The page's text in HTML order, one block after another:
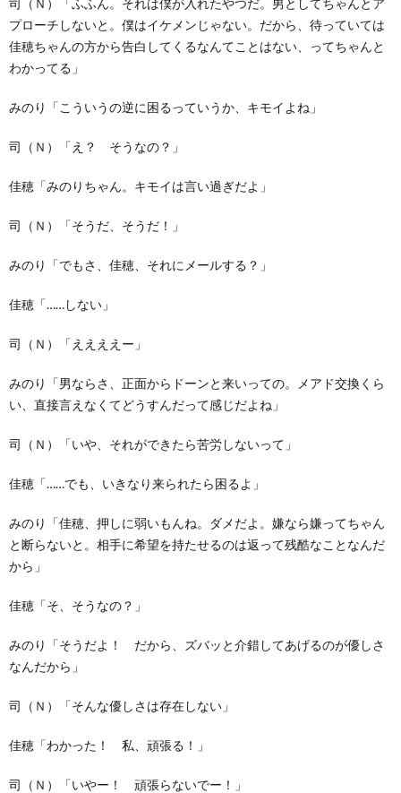
司（Ｎ）「ふふん。それは僕が入れたやつだ。男としてちゃんとア
プローチしないと。僕はイケメンじゃない。だから、待っていては
佳穂ちゃんの方から告白してくるなんてことはない、ってちゃんと
わかってる」
みのり「こういうの逆に困るっていうか、キモイよね」
司（Ｎ）「え？ そうなの？」
佳穂「みのりちゃん。キモイは言い過ぎだよ」
司（Ｎ）「そうだ、そうだ！」
みのり「でもさ、佳穂、それにメールする？」
佳穂「……しない」
司（Ｎ）「ええええー」
みのり「男ならさ、正面からドーンと来いっての。メアド交換くら
い、直接言えなくてどうすんだって感じだよね」
司（Ｎ）「いや、それができたら苦労しないって」
佳穂「……でも、いきなり来られたら困るよ」
みのり「佳穂、押しに弱いもんね。ダメだよ。嫌なら嫌ってちゃん
と断らないと。相手に希望を持たせるのは返って残酷なことなんだ
から」
佳穂「そ、そうなの？」
みのり「そうだよ！ だから、ズバッと介錯してあげるのが優しさ
なんだから」
司（Ｎ）「そんな優しさは存在しない」
佳穂「わかった！ 私、頑張る！」
司（Ｎ）「いやー！ 頑張らないでー！」